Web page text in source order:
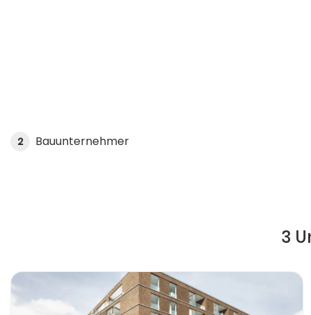
2 Bauunternehmer
3